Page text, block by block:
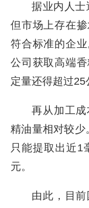
据业内人士
但市场上存在
符合标准的企
公司获取高端
定量还得超过25
再从加工
精油量相对较
只能提取出近1
元。
由此，目